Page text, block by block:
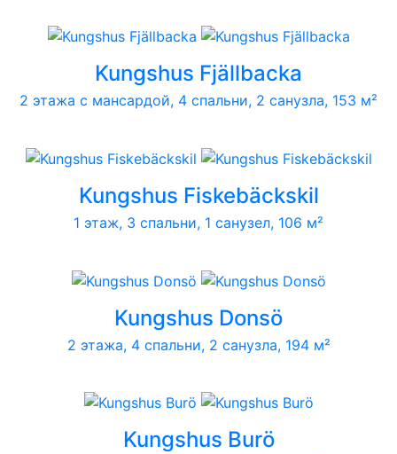
Kungshus Fjällbacka
2 этажа с мансардой, 4 спальни, 2 санузла, 153 м²
Kungshus Fiskebäckskil
1 этаж, 3 спальни, 1 санузел, 106 м²
Kungshus Donsö
2 этажа, 4 спальни, 2 санузла, 194 м²
Kungshus Burö